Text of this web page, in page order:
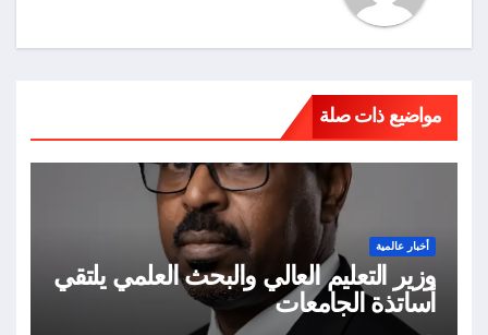
مواضيع ذات صلة
أخبار عالمية
وزير التعليم العالي والبحث العلمي يلتقي
أساتذة الجامعات